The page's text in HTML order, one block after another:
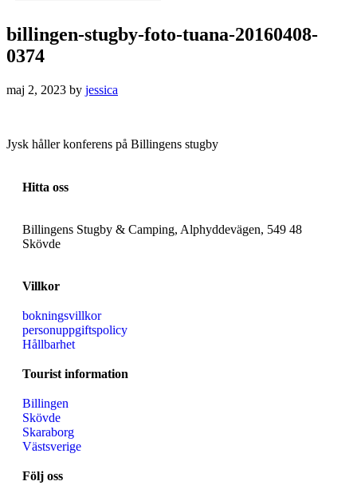
billingen-stugby-foto-tuana-20160408-
0374
maj 2, 2023 by jessica
Jysk håller konferens på Billingens stugby
Hitta oss
Billingens Stugby & Camping, Alphyddevägen, 549 48
Skövde
Villkor
bokningsvillkor
personuppgiftspolicy
Hållbarhet
Tourist information
Billingen
Skövde
Skaraborg
Västsverige
Följ oss